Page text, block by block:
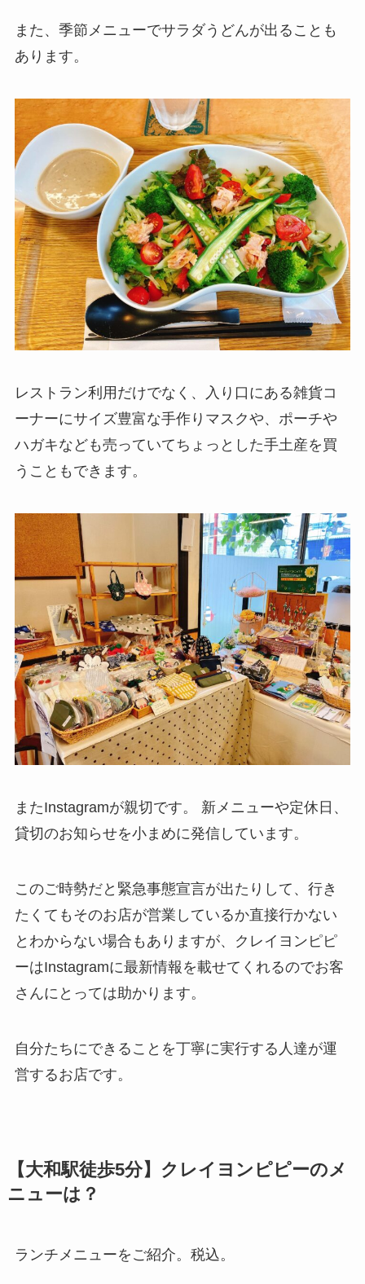
また、季節メニューでサラダうどんが出ることも
あります。
レストラン利用だけでなく、入り口にある雑貨コ
ーナーにサイズ豊富な手作りマスクや、ポーチや
ハガキなども売っていてちょっとした手土産を買
うこともできます。
またInstagramが親切です。 新メニューや定休日、
貸切のお知らせを小まめに発信しています。
このご時勢だと緊急事態宣言が出たりして、行き
たくてもそのお店が営業しているか直接行かない
とわからない場合もありますが、クレイヨンピピ
ーはInstagramに最新情報を載せてくれるのでお客
さんにとっては助かります。
自分たちにできることを丁寧に実行する人達が運
営するお店です。
【大和駅徒歩5分】クレイヨンピピーのメ
ニューは？
ランチメニューをご紹介。税込。